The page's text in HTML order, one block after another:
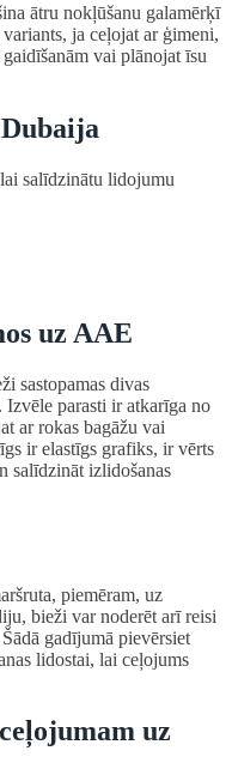
ātru nokļūšanu galamērķī
ja ceļojat ar ģimeni,
vai plānojat īsu
salīdzinātu lidojumu
uz AAE
sastopamas divas
parasti ir atkarīga no
ar rokas bagāžu vai
ir elastīgs grafiks, ir vērts
salīdzināt izlidošanas
piemēram, uz
bieži var noderēt arī reisi
gadījumā pievērsiet
lidostai, lai ceļojums
uz